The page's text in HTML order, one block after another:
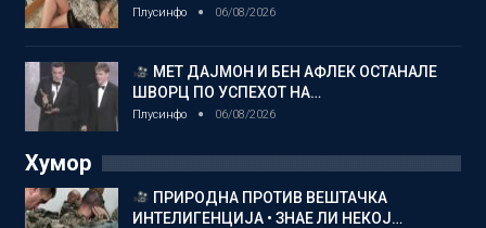
Плусинфо 06/08/2026
МЕТ ДАЈМОН И БЕН АФЛЕК ОСТАНАЛЕ
ШВОРЦ ПО УСПЕХОТ НА…
Плусинфо 06/08/2026
Хумор
ПРИРОДНА ПРОТИВ ВЕШТАЧКА
ИНТЕЛИГЕНЦИЈА • ЗНАЕ ЛИ НЕКОЈ…